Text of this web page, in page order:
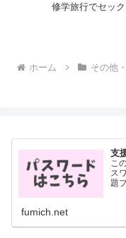
修学旅行でセッ
ホーム その他
支
こ
ス
題
fumich.net